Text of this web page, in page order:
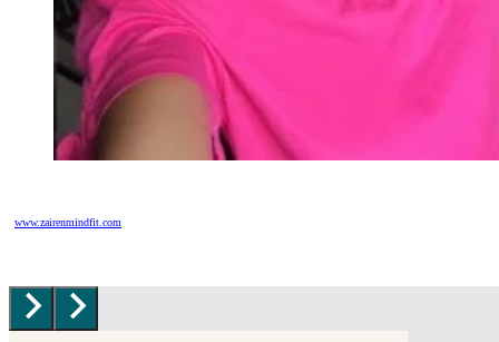
www.zairenmindfit.com